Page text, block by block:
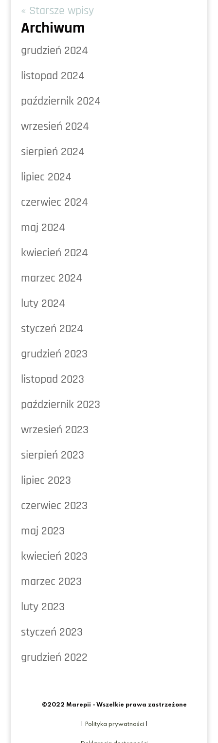
« Starsze wpisy
Archiwum
grudzień 2024
listopad 2024
październik 2024
wrzesień 2024
sierpień 2024
lipiec 2024
czerwiec 2024
maj 2024
kwiecień 2024
marzec 2024
luty 2024
styczeń 2024
grudzień 2023
listopad 2023
październik 2023
wrzesień 2023
sierpień 2023
lipiec 2023
czerwiec 2023
maj 2023
kwiecień 2023
marzec 2023
luty 2023
styczeń 2023
grudzień 2022
©2022 Marepii - Wszelkie prawa zastrzeżone
Polityka prywatności|